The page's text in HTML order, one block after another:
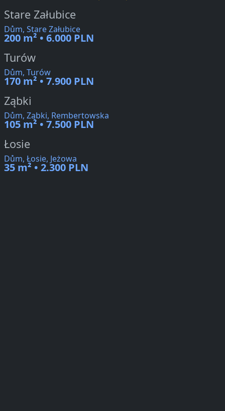
Stare Załubice
Dům, Stare Załubice
200 m² • 6.000 PLN
Turów
Dům, Turów
170 m² • 7.900 PLN
Ząbki
Dům, Ząbki, Rembertowska
105 m² • 7.500 PLN
Łosie
Dům, Łosie, Jeżowa
35 m² • 2.300 PLN